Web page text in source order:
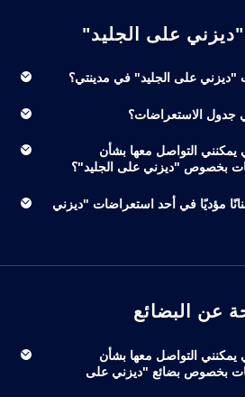
على الجليد"
على الجليد" في مدينتي؟
جدول الاستعراضات؟
يمكنني التواصل معها بشأن
بخصوص "ديزني على الجليد"؟
مؤديًا في أحد استعراضات "ديزني
عن البضائع
يمكنني التواصل معها بشأن
بخصوص بضائع "ديزني على